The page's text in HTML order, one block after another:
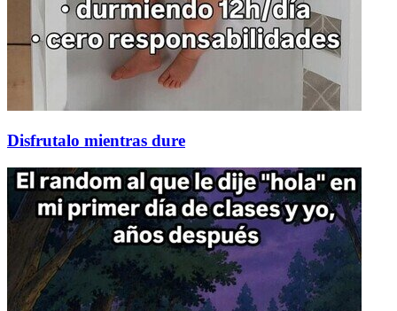
Disfrutalo mientras dure